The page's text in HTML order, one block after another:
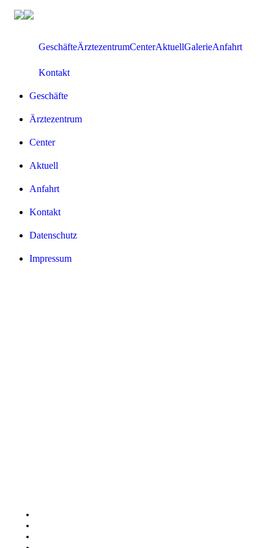
Zum
GeschäfteÄrztezentrumCenterAktuellGalerieAnfahrt
Kontakt
Geschäfte
Ärztezentrum
Center
Aktuell
Anfahrt
Kontakt
Datenschutz
Impressum